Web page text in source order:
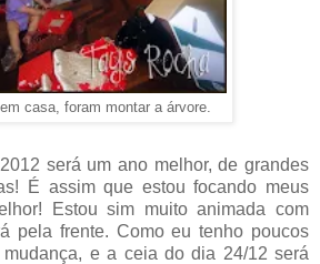
casa, foram montar a árvore.
será um ano melhor, de grandes
É assim que estou focando meus
Estou sim muito animada com
pela frente. Como eu tenho poucos
e a ceia do dia 24/12 será